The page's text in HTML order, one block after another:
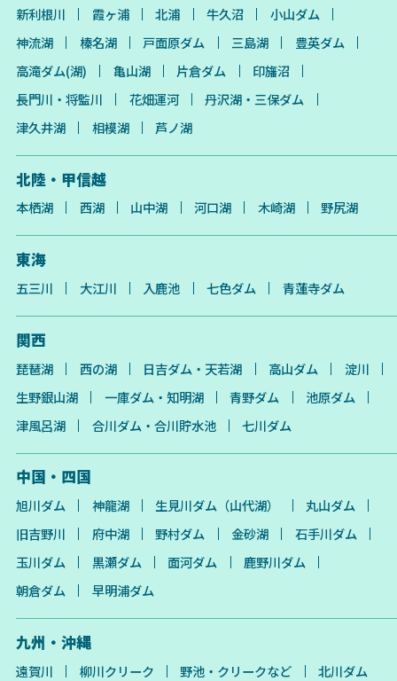
新利根川 霞ヶ浦 北浦 牛久沼
小山ダム
神流湖
榛名湖 戸面原ダム 三島湖
豊英ダム
高滝ダム(湖)
亀山湖 片倉ダム
印旛沼
長門川・将監川
花畑運河
丹沢湖・三保ダム
津久井湖
相模湖 芦ノ湖
北陸・甲信越
本栖湖 西湖 山中湖 河口湖 木崎湖 野尻湖
東海
五三川 大江川 入鹿池 七色ダム 青蓮寺ダム
関西
琵琶湖 西の湖 日吉ダム・天若湖 高山ダム
淀川
生野銀山湖
一庫ダム・知明湖 青野ダム
池原ダム
津風呂湖
合川ダム・合川貯水池 七川ダム
中国・四国
旭川ダム 神龍湖 生見川ダム（山代湖）
丸山ダム
旧吉野川
府中湖 野村ダム 金砂湖
石手川ダム
玉川ダム
黒瀬ダム 面河ダム
鹿野川ダム
朝倉ダム
早明浦ダム
九州・沖縄
遠賀川 柳川クリーク 野池・クリークなど 北川ダム